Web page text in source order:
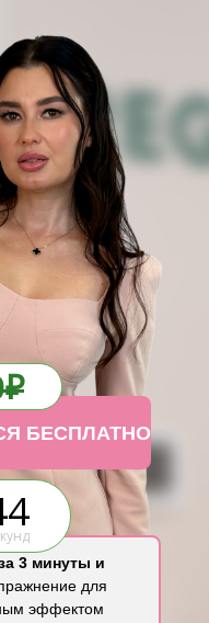
БЕСПЛАТНО
3 минуты и
для
эффектом